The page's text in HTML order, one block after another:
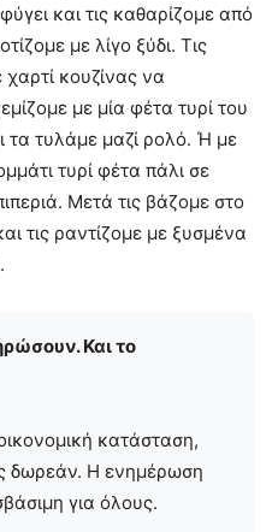
και τις καθαρίζομε από
με λίγο ξύδι. Τις
χαρτί κουζίνας να
με μία φέτα τυρί του
τα τυλάμε μαζί ρολό. Ή με
τυρί φέτα πάλι σε
Μετά τις βάζομε στο
τις ραντίζομε με ξυσμένα
Και το
κατάσταση,
δωρεάν. Η ενημέρωση
για όλους.